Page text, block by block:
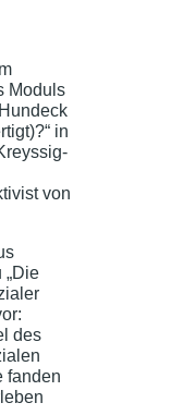
Moduls
in
von
„Die
des
fanden